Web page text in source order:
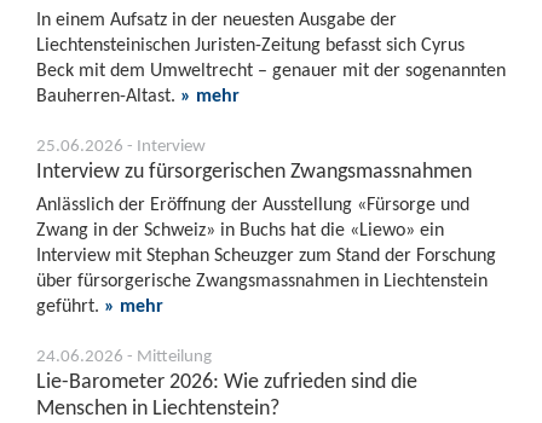
In einem Aufsatz in der neuesten Ausgabe der
Liechtensteinischen Juristen-Zeitung befasst sich Cyrus
Beck mit dem Umweltrecht – genauer mit der sogenannten
Bauherren-Altast. » mehr
25.06.2026 - Interview
Interview zu fürsorgerischen Zwangsmassnahmen
Anlässlich der Eröffnung der Ausstellung «Fürsorge und
Zwang in der Schweiz» in Buchs hat die «Liewo» ein
Interview mit Stephan Scheuzger zum Stand der Forschung
über fürsorgerische Zwangsmassnahmen in Liechtenstein
geführt. » mehr
24.06.2026 - Mitteilung
Lie-Barometer 2026: Wie zufrieden sind die
Menschen in Liechtenstein?